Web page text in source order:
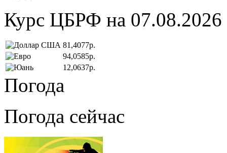
Курс ЦБРФ на 07.08.2026
81,4077р.
94,0585р.
12,0637р.
Погода
Погода сейчас